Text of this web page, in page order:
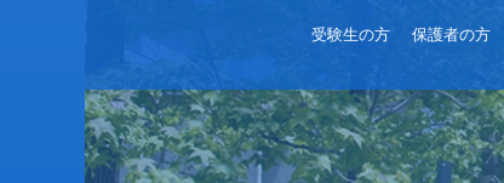
受験生の方 保護者の方